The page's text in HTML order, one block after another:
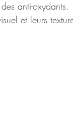
anti-oxydants.
et leurs